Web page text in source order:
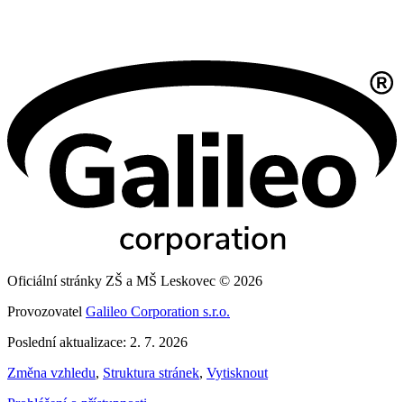
Oficiální stránky ZŠ a MŠ Leskovec © 2026
Provozovatel Galileo Corporation s.r.o.
Poslední aktualizace: 2. 7. 2026
Změna vzhledu, Struktura stránek, Vytisknout